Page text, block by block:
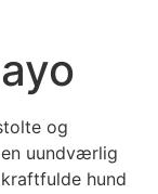
og
uundværlig
hund